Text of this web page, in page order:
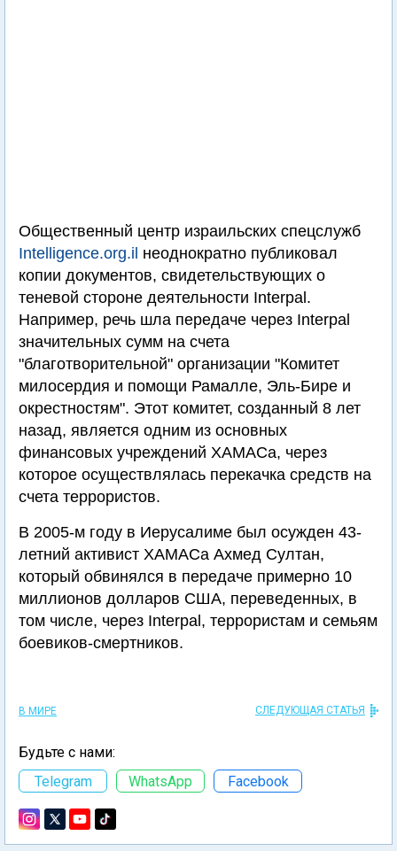
Общественный центр израильских спецслужб
Intelligence.org.il неоднократно публиковал
копии документов, свидетельствующих о
теневой стороне деятельности Interpal.
Например, речь шла передаче через Interpal
значительных сумм на счета
"благотворительной" организации "Комитет
милосердия и помощи Рамалле, Эль-Бире и
окрестностям". Этот комитет, созданный 8 лет
назад, является одним из основных
финансовых учреждений ХАМАСа, через
которое осуществлялась перекачка средств на
счета террористов.
В 2005-м году в Иерусалиме был осужден 43-
летний активист ХАМАСа Ахмед Султан,
который обвинялся в передаче примерно 10
миллионов долларов США, переведенных, в
том числе, через Interpal, террористам и семьям
боевиков-смертников.
В МИРЕ СЛЕДУЮЩАЯ СТАТЬЯ
Будьте с нами:
Telegram
WhatsApp Facebook